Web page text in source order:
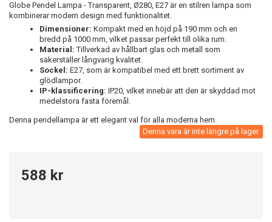
Globe Pendel Lampa - Transparent, Ø280, E27 är en stilren lampa som
kombinerar modern design med funktionalitet.
Dimensioner: Kompakt med en höjd på 190 mm och en
bredd på 1000 mm, vilket passar perfekt till olika rum.
Material: Tillverkad av hållbart glas och metall som
säkerställer långvarig kvalitet.
Sockel: E27, som är kompatibel med ett brett sortiment av
glödlampor.
IP-klassificering: IP20, vilket innebär att den är skyddad mot
medelstora fasta föremål.
Denna pendellampa är ett elegant val för alla moderna hem.
Denna vara är inte längre på lager.
588 kr